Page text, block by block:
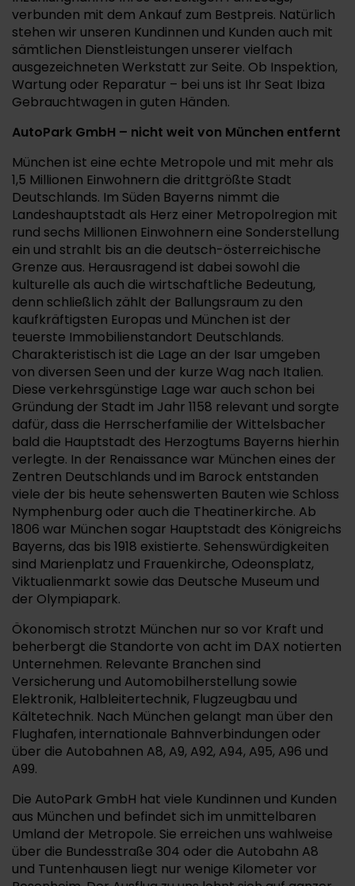
verbunden mit dem Ankauf zum Bestpreis. Natürlich
stehen wir unseren Kundinnen und Kunden auch mit
sämtlichen Dienstleistungen unserer vielfach
ausgezeichneten Werkstatt zur Seite. Ob Inspektion,
Wartung oder Reparatur – bei uns ist Ihr Seat Ibiza
Gebrauchtwagen in guten Händen.
AutoPark GmbH – nicht weit von München entfernt
München ist eine echte Metropole und mit mehr als
1,5 Millionen Einwohnern die drittgrößte Stadt
Deutschlands. Im Süden Bayerns nimmt die
Landeshauptstadt als Herz einer Metropolregion mit
rund sechs Millionen Einwohnern eine Sonderstellung
ein und strahlt bis an die deutsch-österreichische
Grenze aus. Herausragend ist dabei sowohl die
kulturelle als auch die wirtschaftliche Bedeutung,
denn schließlich zählt der Ballungsraum zu den
kaufkräftigsten Europas und München ist der
teuerste Immobilienstandort Deutschlands.
Charakteristisch ist die Lage an der Isar umgeben
von diversen Seen und der kurze Wag nach Italien.
Diese verkehrsgünstige Lage war auch schon bei
Gründung der Stadt im Jahr 1158 relevant und sorgte
dafür, dass die Herrscherfamilie der Wittelsbacher
bald die Hauptstadt des Herzogtums Bayerns hierhin
verlegte. In der Renaissance war München eines der
Zentren Deutschlands und im Barock entstanden
viele der bis heute sehenswerten Bauten wie Schloss
Nymphenburg oder auch die Theatinerkirche. Ab
1806 war München sogar Hauptstadt des Königreichs
Bayerns, das bis 1918 existierte. Sehenswürdigkeiten
sind Marienplatz und Frauenkirche, Odeonsplatz,
Viktualienmarkt sowie das Deutsche Museum und
der Olympiapark.
Ökonomisch strotzt München nur so vor Kraft und
beherbergt die Standorte von acht im DAX notierten
Unternehmen. Relevante Branchen sind
Versicherung und Automobilherstellung sowie
Elektronik, Halbleitertechnik, Flugzeugbau und
Kältetechnik. Nach München gelangt man über den
Flughafen, internationale Bahnverbindungen oder
über die Autobahnen A8, A9, A92, A94, A95, A96 und
A99.
Die AutoPark GmbH hat viele Kundinnen und Kunden
aus München und befindet sich im unmittelbaren
Umland der Metropole. Sie erreichen uns wahlweise
über die Bundesstraße 304 oder die Autobahn A8
und Tuntenhausen liegt nur wenige Kilometer vor